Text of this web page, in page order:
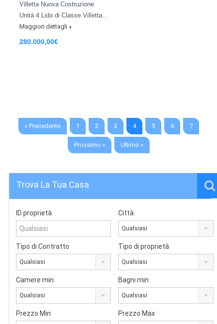
Villetta Nuova Costruzione
Unità 4 Lido di Classe Villetta…
Maggiori dettagli
280.000,00€
« Precedente 1 2 3 4 5 6 7
Prossimo » Ultimo »
Trova La Tua Casa
ID proprietà Città
Qualsiasi
Tipo di Contratto
Qualsiasi
Tipo di proprietà
Qualsiasi
Camere min.
Qualsiasi
Bagni min.
Qualsiasi
Prezzo Min Prezzo Max